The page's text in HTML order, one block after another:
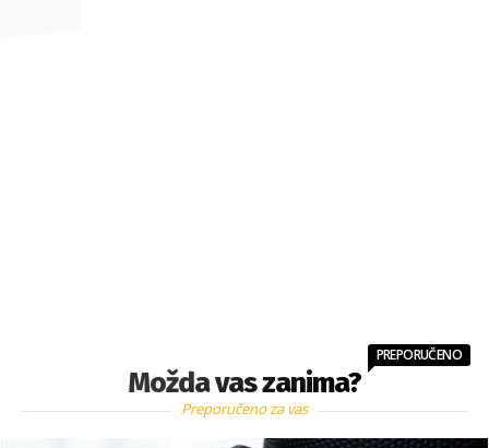
Možda vas zanima?
PREPORUČENO
Preporučeno za vas